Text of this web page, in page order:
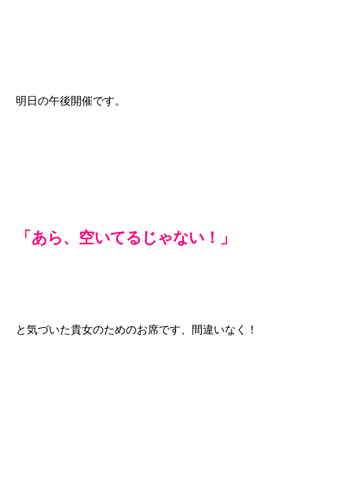
明日の午後開催です。
「あら、空いてるじゃない！」
と気づいた貴女のためのお席です、間違いなく！